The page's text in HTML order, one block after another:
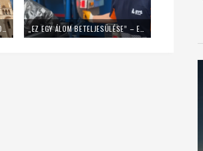
LEKAPCSOLT DÍSZKIVILÁGÍTÁS, HOME OFFICE – ÍGY SPÓROL AZ ENERGIÁVAL A PÉCSI EGYHÁZMEGYE